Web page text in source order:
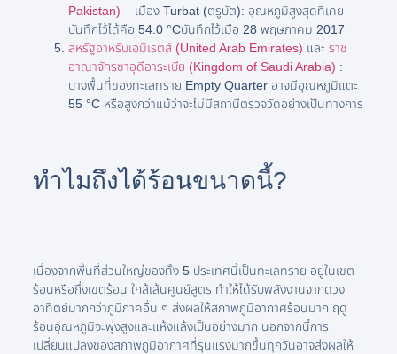
Pakistan) – เมือง Turbat (ตรูบัต): อุณหภูมิสูงสุดที่เคย
บันทึกไว้ได้คือ 54.0 °Cบันทึกไว้เมื่อ 28 พฤษภาคม 2017
สหรัฐอาหรับเอมิเรตส์ (United Arab Emirates) และ ราช
อาณาจักรซาอุดีอาระเบีย (Kingdom of Saudi Arabia) :
บางพื้นที่ของทะเลทราย Empty Quarter อาจมีอุณหภูมิแตะ
55 °C หรือสูงกว่าแม้ว่าจะไม่มีสถานีตรวจวัดอย่างเป็นทางการ
ทำไมถึงได้ร้อนขนาดนี้?
เนื่องจากพื้นที่ส่วนใหญ่ของทั้ง 5 ประเทศนี้เป็นทะเลทราย อยู่ในเขต
ร้อนหรือกึ่งเขตร้อน ใกล้เส้นศูนย์สูตร ทำให้ได้รับพลังงานจากดวง
อาทิตย์มากกว่าภูมิภาคอื่น ๆ ส่งผลให้สภาพภูมิอากาศร้อนมาก ฤดู
ร้อนอุณหภูมิจะพุ่งสูงและแห้งแล้งเป็นอย่างมาก นอกจากนี้การ
เปลี่ยนแปลงของสภาพภูมิอากาศที่รุนแรงมากขึ้นทุกวันอาจส่งผลให้